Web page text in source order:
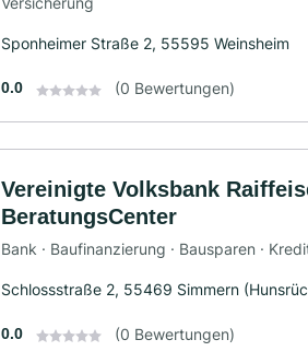
Sponheimer Straße 2, 55595 Weinsheim
0.0 (0 Bewertungen)
Vereinigte Volksbank
BeratungsCenter
Bank · Baufinanzierung · Bausparen ·
Schlossstraße 2, 55469 Simmern
0.0 (0 Bewertungen)